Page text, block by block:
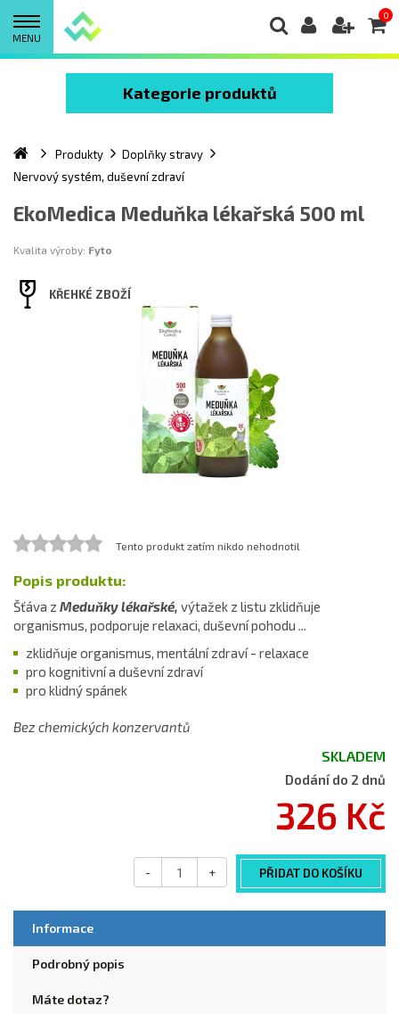
MENU
0
Kategorie produktů
Produkty
Doplňky stravy
Nervový systém, duševní zdraví
EkoMedica Meduňka lékařská 500 ml
Kvalita výroby: Fyto
KŘEHKÉ ZBOŽÍ
Tento produkt zatím nikdo nehodnotil
Popis produktu:
Šťáva z Meduňky lékařské, výtažek z listu zklidňuje
organismus, podporuje relaxaci, duševní pohodu ...
zklidňuje organismus, mentální zdraví - relaxace
pro kognitivní a duševní zdraví
pro klidný spánek
Bez chemických konzervantů
SKLADEM
Dodání do 2 dnů
326 Kč
PŘIDAT DO KOŠÍKU
- +
Informace
Podrobný popis
Máte dotaz?